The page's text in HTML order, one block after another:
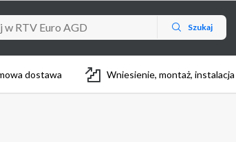
Szukaj
dostawa Wniesienie, montaż, instalacja